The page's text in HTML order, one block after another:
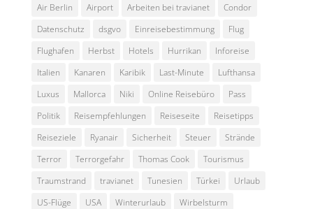
Air Berlin Airport Arbeiten bei travianet
Condor
Datenschutz
dsgvo Einreisebestimmung
Flug
Flughafen
Herbst Hotels Hurrikan
Inforeise
Italien
Kanaren Karibik Last-Minute
Lufthansa
Luxus
Mallorca Niki Online Reisebüro
Pass
Politik
Reisempfehlungen Reiseseite
Reisetipps
Reiseziele
Ryanair Sicherheit Steuer
Strände
Terror
Terrorgefahr Thomas Cook
Tourismus
Traumstrand
travianet Tunesien Türkei
Urlaub
US-Flüge
USA Winterurlaub Wirbelsturm